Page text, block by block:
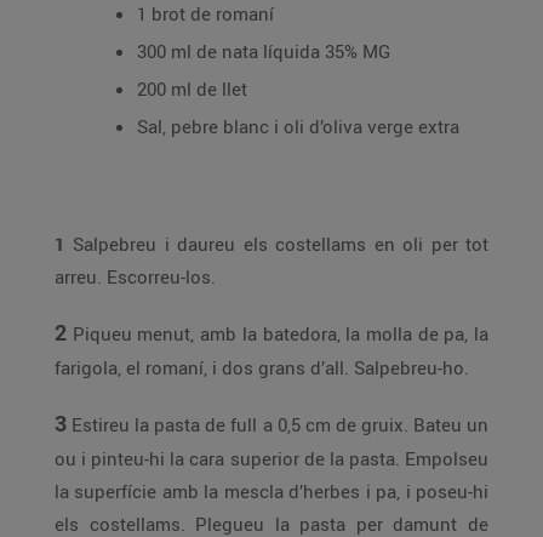
1 brot de romaní
300 ml de nata líquida 35% MG
200 ml de llet
Sal, pebre blanc i oli d’oliva verge extra
1 Salpebreu i daureu els costellams en oli per tot
arreu. Escorreu-los.
2 Piqueu menut, amb la batedora, la molla de pa, la
farigola, el romaní, i dos grans d’all. Salpebreu-ho.
3 Estireu la pasta de full a 0,5 cm de gruix. Bateu un
ou i pinteu-hi la cara superior de la pasta. Empolseu
la superfície amb la mescla d’herbes i pa, i poseu-hi
els costellams. Plegueu la pasta per damunt de